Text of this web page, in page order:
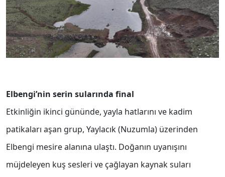
Elbengi’nin serin sularında final
Etkinliğin ikinci gününde, yayla hatlarını ve kadim
patikaları aşan grup, Yaylacık (Nuzumla) üzerinden
Elbengi mesire alanına ulaştı. Doğanın uyanışını
müjdeleyen kuş sesleri ve çağlayan kaynak suları